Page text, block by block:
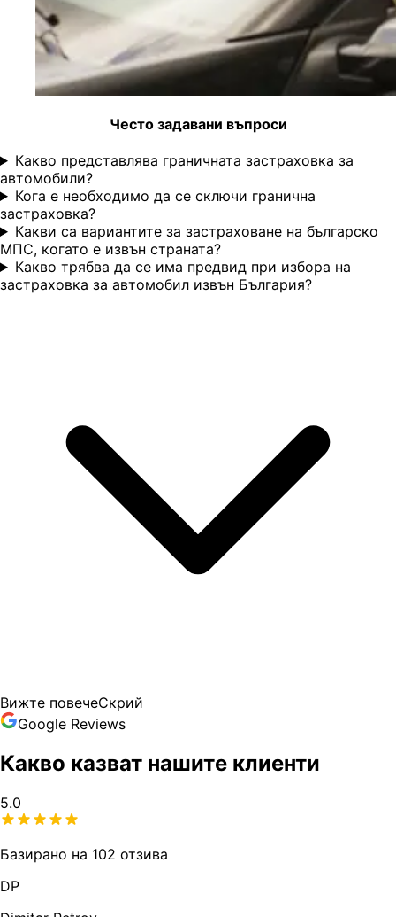
Често задавани въпроси
Какво представлява граничната застраховка за
автомобили?
Кога е необходимо да се сключи гранична
застраховка?
Какви са вариантите за застраховане на българско
МПС, когато е извън страната?
Какво трябва да се има предвид при избора на
застраховка за автомобил извън България?
Вижте повечеСкрий
Google Reviews
Какво казват нашите клиенти
5.0
Базирано на 102 отзива
DP